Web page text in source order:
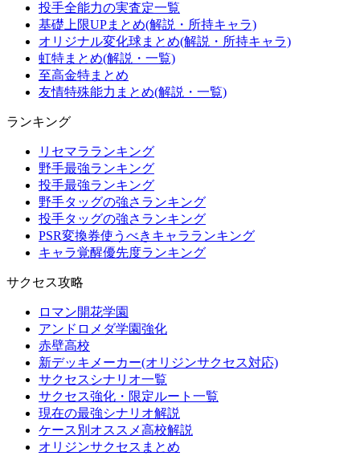
投手全能力の実査定一覧
基礎上限UPまとめ(解説・所持キャラ)
オリジナル変化球まとめ(解説・所持キャラ)
虹特まとめ(解説・一覧)
至高金特まとめ
友情特殊能力まとめ(解説・一覧)
ランキング
リセマラランキング
野手最強ランキング
投手最強ランキング
野手タッグの強さランキング
投手タッグの強さランキング
PSR変換券使うべきキャラランキング
キャラ覚醒優先度ランキング
サクセス攻略
ロマン開花学園
アンドロメダ学園強化
赤壁高校
新デッキメーカー(オリジンサクセス対応)
サクセスシナリオ一覧
サクセス強化・限定ルート一覧
現在の最強シナリオ解説
ケース別オススメ高校解説
オリジンサクセスまとめ